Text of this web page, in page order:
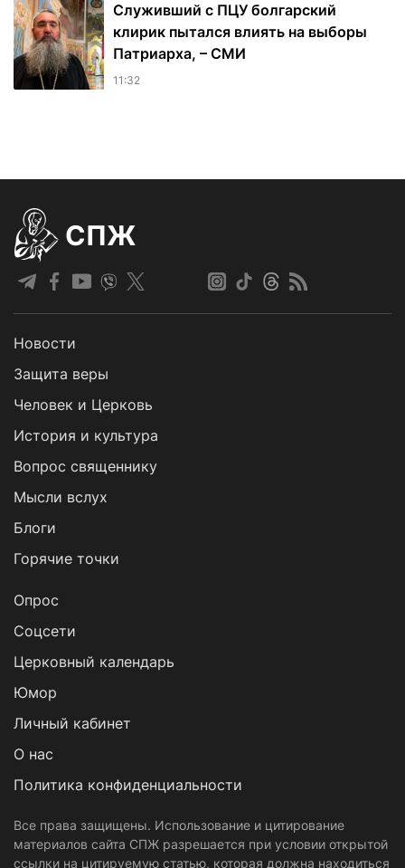
Служивший с ПЦУ болгарский
клирик пытался влиять на выборы
Патриарха, – СМИ
11:32
СПЖ
Новости
Защита веры
Человек и Церковь
История и культура
Вопрос священнику
Мысли вслух
Блоги
Горячие точки
Опрос
Cоцсети
Церковный календарь
Юмор
Личный кабинет
О нас
Политика конфиденциальности
Все права защищены. Использование и цитирование
материалов сайта СПЖ разрешается при условии открытой
ссылки на цитируемую статью, которая должна находиться